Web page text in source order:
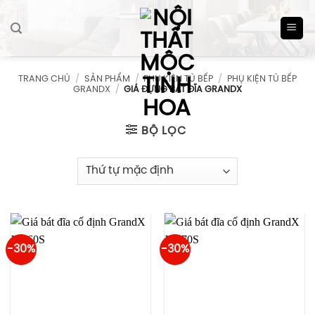
TRANG CHỦ / SẢN PHẨM / PHỤ KIỆN TỦ BẾP /
PHỤ KIỆN TỦ BẾP
GRANDX
/ GIÁ ĐỰNG BÁT ĐĨA GRANDX
BỘ LỌC
-30% -30%